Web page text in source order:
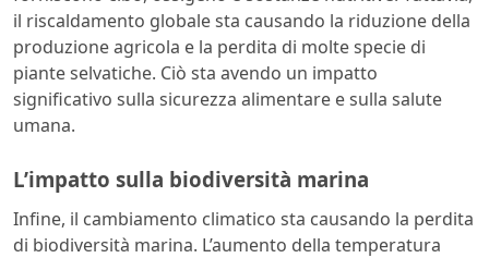
il riscaldamento globale sta causando la riduzione della
produzione agricola e la perdita di molte specie di
piante selvatiche. Ciò sta avendo un impatto
significativo sulla sicurezza alimentare e sulla salute
umana.
L’impatto sulla biodiversità marina
Infine, il cambiamento climatico sta causando la perdita
di biodiversità marina. L’aumento della temperatura